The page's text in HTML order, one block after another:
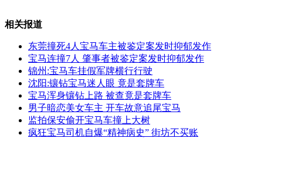
山西运城恶犬咬伤多人 警民合力深夜将其击毙
女孩北京地铁殴打老人 痛下狠手拳打脚踢
无痛分娩是否安全 医生回应
相关报道
东莞撞死4人宝马车主被鉴定案发时抑郁发作
宝马连撞7人 肇事者被鉴定案发时抑郁发作
锦州:宝马车挂假军牌横行行驶
沈阳:镶钻宝马迷人眼 竟是套牌车
宝马浑身镶钻上路 被查竟是套牌车
男子暗恋美女车主 开车故意追尾宝马
监拍保安偷开宝马车撞上大树
疯狂宝马司机自爆“精神病史” 街坊不买账